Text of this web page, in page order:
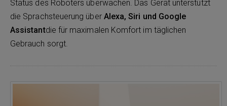
Status des Roboters überwachen. Das Gerät unterstützt
die Sprachsteuerung über Alexa, Siri und Google
Assistantdie für maximalen Komfort im täglichen
Gebrauch sorgt.